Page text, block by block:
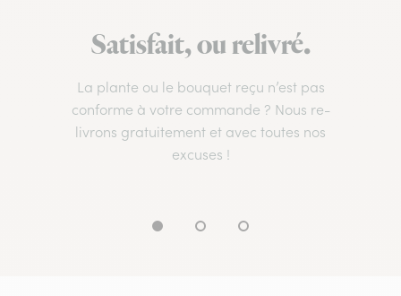
Satisfait, ou relivré.
La plante ou le bouquet reçu n’est pas
conforme à votre commande ? Nous re-
livrons gratuitement et avec toutes nos
excuses !